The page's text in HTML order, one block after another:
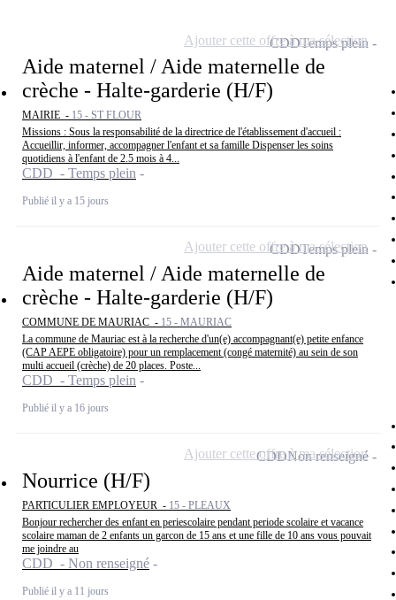
Aide maternel / Aide maternelle de
crèche - Halte-garderie (H/F)
MAIRIE - 15 - ST FLOUR
Missions : Sous la responsabilité de la directrice de l'établissement d'accueil :
Accueillir, informer, accompagner l'enfant et sa famille Dispenser les soins
quotidiens à l'enfant de 2.5 mois à 4...
CDD - Temps plein
Publié il y a 15 jours
CDDTemps plein
Ajouter cette offre à ma sélection
Aide maternel / Aide maternelle de
crèche - Halte-garderie (H/F)
COMMUNE DE MAURIAC - 15 - MAURIAC
La commune de Mauriac est à la recherche d'un(e) accompagnant(e) petite enfance
(CAP AEPE obligatoire) pour un remplacement (congé maternité) au sein de son
multi accueil (crèche) de 20 places. Poste...
CDD - Temps plein
Publié il y a 16 jours
CDDTemps plein
Ajouter cette offre à ma sélection
Nourrice (H/F)
PARTICULIER EMPLOYEUR - 15 - PLEAUX
Bonjour rechercher des enfant en periescolaire pendant periode scolaire et vacance
scolaire maman de 2 enfants un garcon de 15 ans et une fille de 10 ans vous pouvait
me joindre au
CDD - Non renseigné
Publié il y a 11 jours
CDDNon renseigné
Ajouter cette offre à ma sélection